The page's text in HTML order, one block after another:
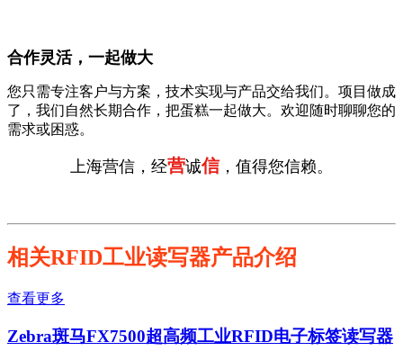
合作灵活，一起做大
您只需专注客户与方案，技术实现与产品交给我们。项目做成
了，我们自然长期合作，把蛋糕一起做大。欢迎随时聊聊您的
需求或困惑。
上海营信，经营诚信，值得您信赖。
相关RFID工业读写器产品介绍
查看更多
Zebra斑马FX7500超高频工业RFID电子标签读写器